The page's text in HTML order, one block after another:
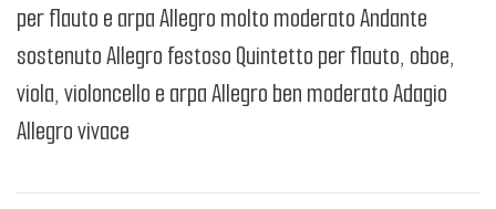
per flauto e arpa Allegro molto moderato Andante
sostenuto Allegro festoso Quintetto per flauto, oboe,
viola, violoncello e arpa Allegro ben moderato Adagio
Allegro vivace